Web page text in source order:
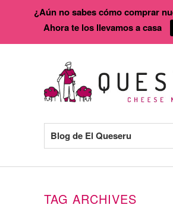
Blog de El Queseru
TAG ARCHIVES
¿Aún no sabes cómo comprar
Ahora te los llevamos a casa